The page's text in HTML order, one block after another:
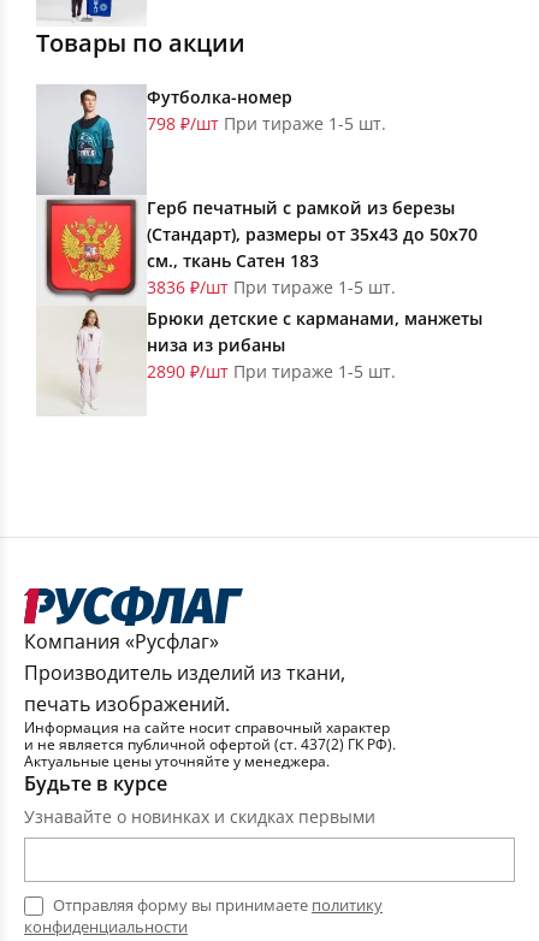
Товары по акции
Футболка-номер
798 ₽/шт При тираже 1-5 шт.
Герб печатный с рамкой из березы
(Стандарт), размеры от 35х43 до 50х70
см., ткань Сатен 183
3836 ₽/шт При тираже 1-5 шт.
Брюки детские с карманами, манжеты
низа из рибаны
2890 ₽/шт При тираже 1-5 шт.
Компания «Русфлаг»
Производитель изделий из ткани,
печать изображений.
Информация на сайте носит справочный характер
и не является публичной офертой (ст. 437(2) ГК РФ).
Актуальные цены уточняйте у менеджера.
Будьте в курсе
Узнавайте о новинках и скидках первыми
Отправляя форму вы принимаете политику
конфиденциальности